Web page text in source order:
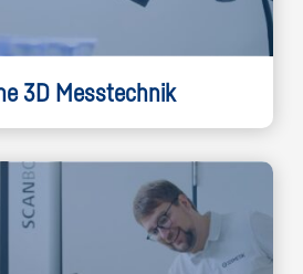
3D Messtechnik